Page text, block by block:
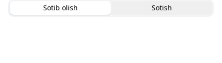
Sotib olish Sotish